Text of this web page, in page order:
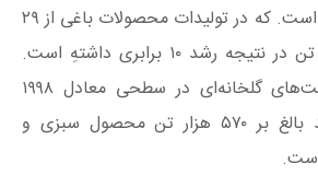
رشد ۱۵ برابری داشتهِ است. که در تولیدات محصولات باغی از ۲۹
هزار تن به ۲۸۲ هزار تن در نتیجه رشد ۱۰ برابری داشتهِ است.
احداث و توسعه کشت‌های گلخانه‌ای در سطحی معادل ۱۹۹۸
هکتار گلخانه و تولید بالغ بر ۵۷۰ هزار تن محصول سبزی و